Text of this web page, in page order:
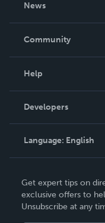
News
In The News
Community
Podcast
Help
Order Lookup
Knowledge Base
Contact Support
Developers
Language: English
Deutsch
Français
Get expert tips on
exclusive offers to
Unsubscribe at any